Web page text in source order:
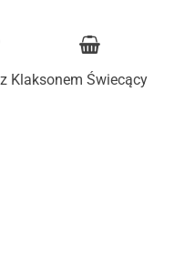
Klaksonem Świecący